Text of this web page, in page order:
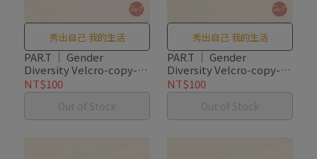
秀出自己 我的生活
PAR.T ｜ Gender
Diversity Velcro-copy-
copy-copy-copy
NT$100
Out of Stock
秀出自己 我的生活
PAR.T ｜ Gender
Diversity Velcro-copy-
copy-copy
NT$100
Out of Stock